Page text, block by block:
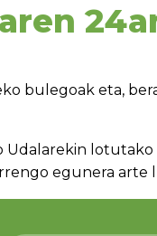
bulegoak eta,
Udalarekin
egunera arte